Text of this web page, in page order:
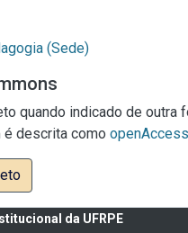
(Sede)
quando indicado de outra
é descrita como openAccess
da UFRPE